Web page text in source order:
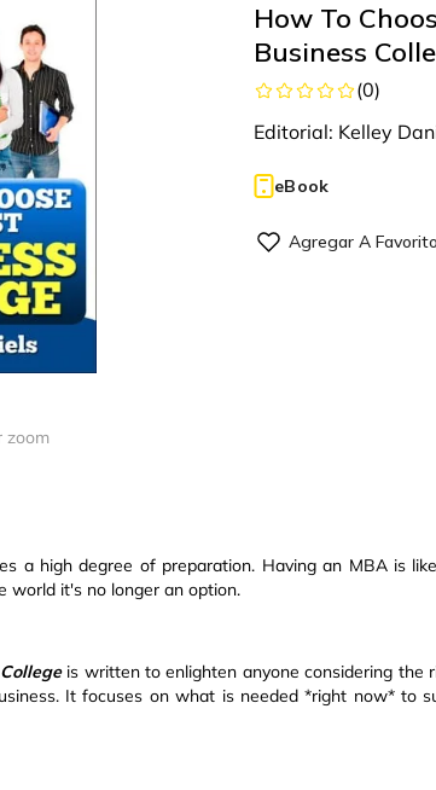
zoom
How To
Business
(0)
Editorial: Kelley
eBook
a high degree of preparation. Having an MBA is
world it's no longer an option.
is written to enlighten anyone considering the
It focuses on what is needed *right now* to